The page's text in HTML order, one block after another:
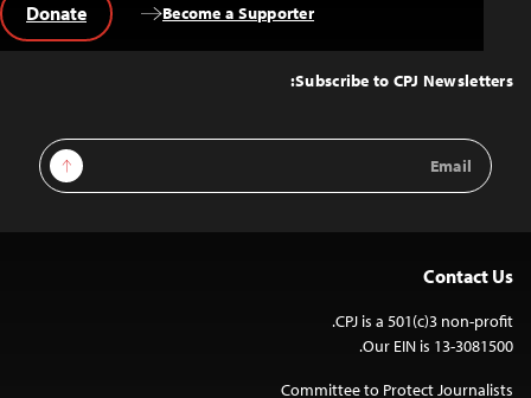
Top
Subscribe to CPJ Newsletters:
Email
Address
Sign Up
Become a Supporter
Donate
Contact Us
CPJ is a 501(c)3 non-profit.
Our EIN is 13-3081500.
Committee to Protect Journalists